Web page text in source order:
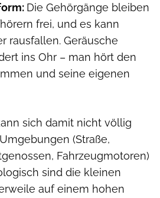
Die Gehörgänge bleiben
frei, und es kann
rausfallen. Geräusche
ins Ohr – man hört den
und seine eigenen
sich damit nicht völlig
(Straße,
Fahrzeugmotoren)
sind die kleinen
auf einem hohen